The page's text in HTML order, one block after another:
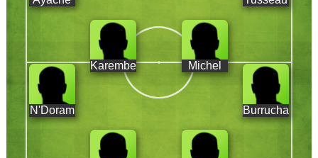
Karembeu Michel
N'Doram Burruchaga